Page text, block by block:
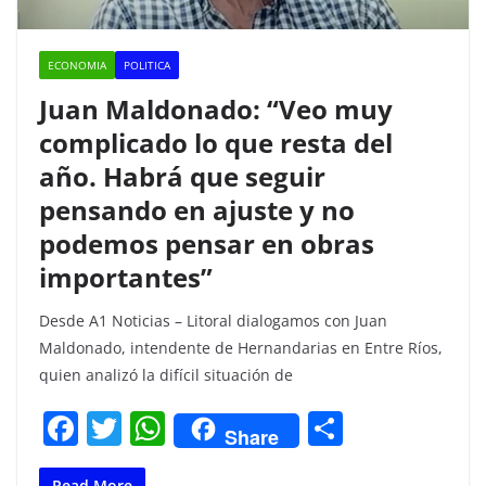
ECONOMIA POLITICA
Juan Maldonado: “Veo muy
complicado lo que resta del
año. Habrá que seguir
pensando en ajuste y no
podemos pensar en obras
importantes”
Desde A1 Noticias – Litoral dialogamos con Juan
Maldonado, intendente de Hernandarias en Entre Ríos,
quien analizó la difícil situación de
F
a
T
w
W
h
Share